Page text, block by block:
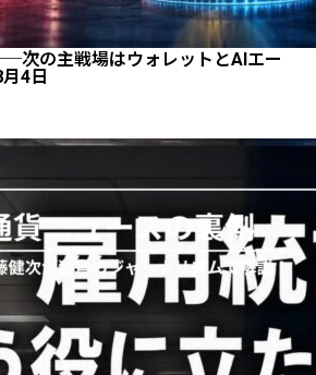
次の主戦場はウォレットとAIエー
4日